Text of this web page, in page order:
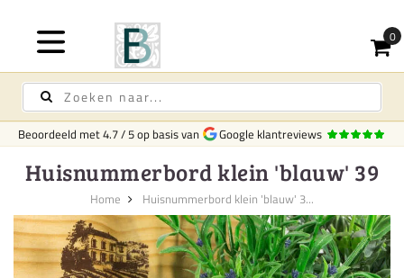
Beoordeeld met4.7/5op basis van Google klantreviews
Huisnummerbord klein 'blauw' 39
Home Huisnummerbord klein 'blauw' 3...